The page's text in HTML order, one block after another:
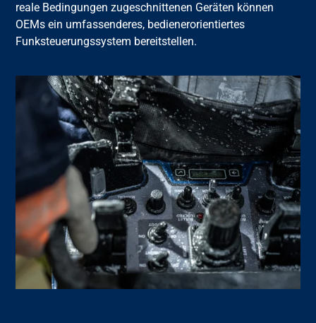
reale Bedingungen zugeschnittenen Geräten können
OEMs ein umfassenderes, bedienerorientiertes
Funksteuerungssystem bereitstellen.